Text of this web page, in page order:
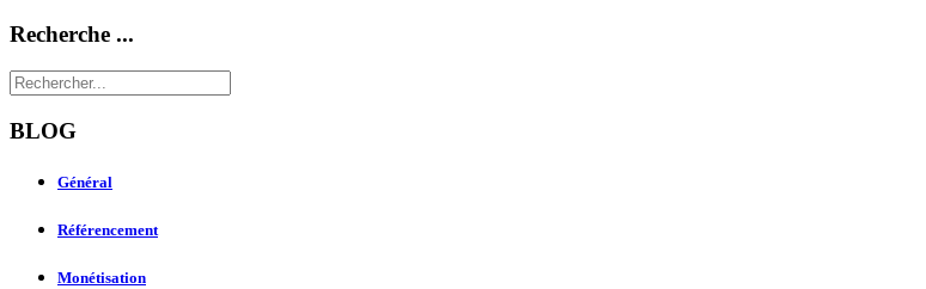
Recherche ...
BLOG
Général
Référencement
Monétisation